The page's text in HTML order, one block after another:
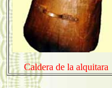
Caldera de la alquitara